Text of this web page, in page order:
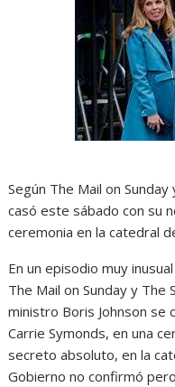
Según The Mail on
casó este sábado con su
ceremonia en la catedral
En un episodio muy
The Mail on Sunday y
ministro Boris Johnson se
Carrie Symonds, en una
secreto absoluto, en la
Gobierno no confirmó